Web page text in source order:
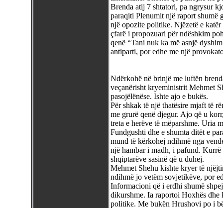
Brenda atij 7 shtatori, pa ngrysur
paraqiti Plenumit një raport shumë
një opozite politike. Njëzetë e
çfarë i propozuari për ndëshkim
qenë “Tani nuk ka më asnjë
antiparti, por edhe me një
Ndërkohë në brinjë me luftën
veçanërisht kryeministrit Mehmet
pasojëlënëse. Ishte ajo e bukës.
Për shkak të një thatësire mjaft të
me grurë qenë djegur. Ajo që u
treta e herëve të mëparshme. Uria
Fundgushti dhe e shumta ditët e
mund të kërkohej ndihmë nga
një hambar i madh, i pafund.
shqiptarëve sasinë që u duhej.
Mehmet Shehu kishte kryer të
ndihmë jo vetëm sovjetikëve, por
Informacioni që i erdhi shumë
dikurshme. Ia raportoi Hoxhës
politike. Me bukën Hrushovi po i